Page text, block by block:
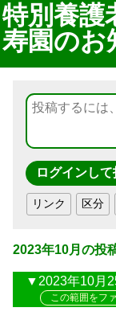
特別養護
寿園のお
2023年10月 の投
2023年10月
この範囲をフ